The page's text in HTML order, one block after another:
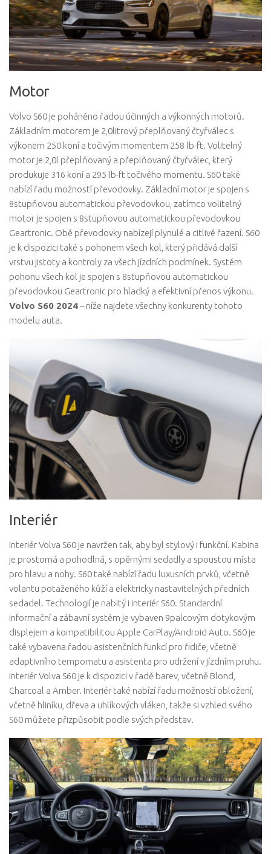
Motor
Volvo S60 je poháněno řadou účinných a výkonných motorů.
Základním motorem je 2,0litrový přeplňovaný čtyřválec s
výkonem 250 koní a točivým momentem 258 lb-ft. Volitelný
motor je 2,0l přeplňovaný a přeplňovaný čtyřválec, který
produkuje 316 koní a 295 lb-ft točivého momentu. S60 také
nabízí řadu možností převodovky. Základní motor je spojen s
8stupňovou automatickou převodovkou, zatímco volitelný
motor je spojen s 8stupňovou automatickou převodovkou
Geartronic. Obě převodovky nabízejí plynulé a citlivé řazení. S60
je k dispozici také s pohonem všech kol, který přidává další
vrstvu jistoty a kontroly za všech jízdních podmínek. Systém
pohonu všech kol je spojen s 8stupňovou automatickou
převodovkou Geartronic pro hladký a efektivní přenos výkonu.
Volvo S60 2024– níže najdete všechny konkurenty tohoto
modelu auta.
Interiér
Interiér Volva S60 je navržen tak, aby byl stylový i funkční. Kabina
je prostorná a pohodlná, s opěrnými sedadly a spoustou místa
pro hlavu a nohy. S60 také nabízí řadu luxusních prvků, včetně
volantu potaženého kůží a elektricky nastavitelných předních
sedadel. Technologií je nabitý i interiér S60. Standardní
informační a zábavní systém je vybaven 9palcovým dotykovým
displejem a kompatibilitou Apple CarPlay/Android Auto. S60 je
také vybavena řadou asistenčních funkcí pro řidiče, včetně
adaptivního tempomatu a asistenta pro udržení v jízdním pruhu.
Interiér Volva S60 je k dispozici v řadě barev, včetně Blond,
Charcoal a Amber. Interiér také nabízí řadu možností obložení,
včetně hliníku, dřeva a uhlíkových vláken, takže si vzhled svého
S60 můžete přizpůsobit podle svých představ.